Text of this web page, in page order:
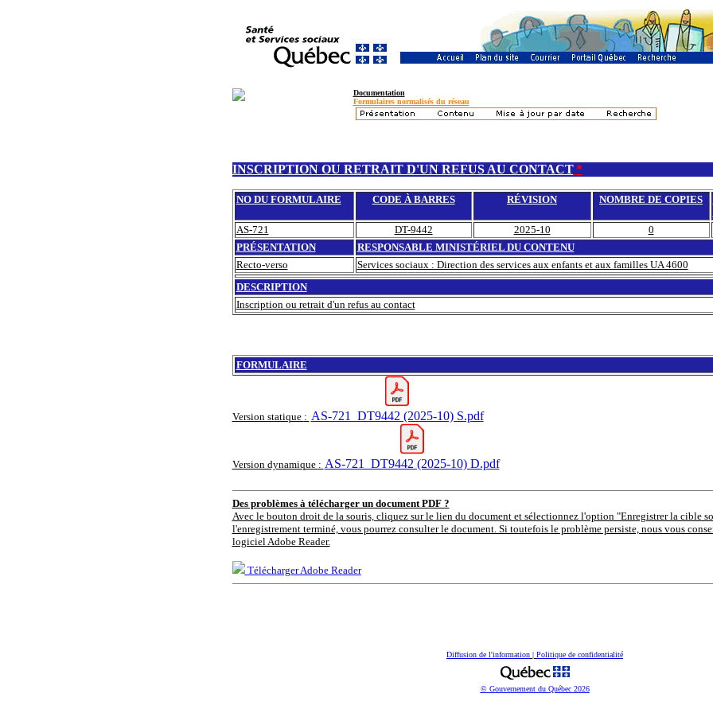
Documentation
Formulaires normalisés du réseau
INSCRIPTION OU RETRAIT D'UN REFUS AU CONTACT *
NO DU FORMULAIRE CODE À BARRES RÉVISION NOMBRE DE COPIES
AS-721
DT-9442 2025-10
0
PRÉSENTATION
RESPONSABLE MINISTÉRIEL DU CONTENU
Recto-verso
Services sociaux : Direction des services aux enfants et aux familles UA 4600
DESCRIPTION
Inscription ou retrait d'un refus au contact
FORMULAIRE
Version statique : AS-721_DT9442 (2025-10) S.pdf
Version dynamique : AS-721_DT9442 (2025-10) D.pdf
Des problèmes à télécharger un document PDF ?
Avec le bouton droit de la souris, cliquez sur le lien du document et sélectionnez l'option "Enregistrer la cible
l'enregistrement terminé, vous pourrez consulter le document. Si toutefois le problème persiste, nous vous
logiciel Adobe Reader.
Télécharger Adobe Reader
Diffusion de l'information | Politique de confidentialité
© Gouvernement du Québec 2026